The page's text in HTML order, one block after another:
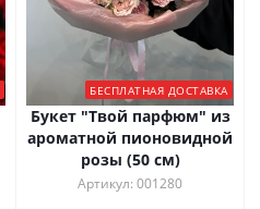
БЕСПЛАТНАЯ ДОСТАВКА
Букет "Твой парфюм" из
ароматной пионовидной
розы (50 см)
Артикул: 001280